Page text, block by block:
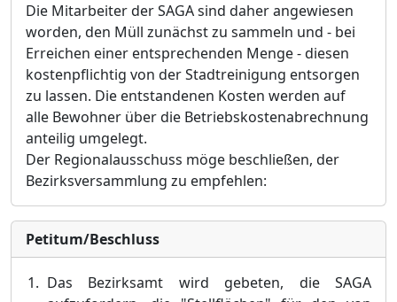
Die Mitarbeiter der SAGA sind daher angewiesen
worden, den Müll zunächst zu sammeln und - bei
Erreichen einer entsprechenden Menge - diesen
kostenpflichtig von der Stadtreinigung entsorgen
zu lassen. Die entstandenen Kosten werden auf
alle Bewohner über die Betriebskostenabrechnung
anteilig umgelegt.
Der Regionalausschuss möge beschließen, der
Bezirksversammlung zu empfehlen:
Petitum/Beschluss
Das Bezirksamt wird gebeten, die SAGA